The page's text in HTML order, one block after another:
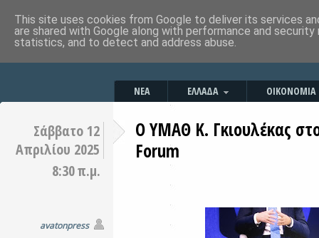
ΝΕΑ ΕΛΛΑΔΑ ΟΙΚΟΝΟΜΙΑ
Σάββατο 12
Απριλίου 2025
8:30 π.μ.
avatonpress
O ΥΜΑΘ K. Γκιουλέκας
Forum
This site uses cookies from Google to deliver its services
are shared with Google along with performance and
statistics, and to detect and address abuse.